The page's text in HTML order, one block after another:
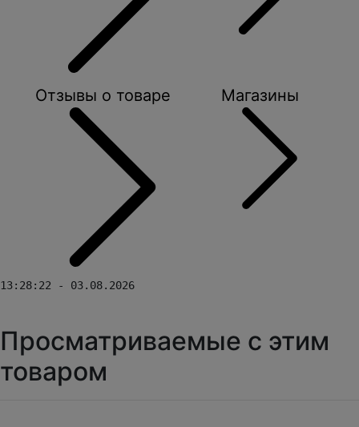
Отзывы о товаре Магазины
13:28:22 - 03.08.2026
Просматриваемые с этим
товаром